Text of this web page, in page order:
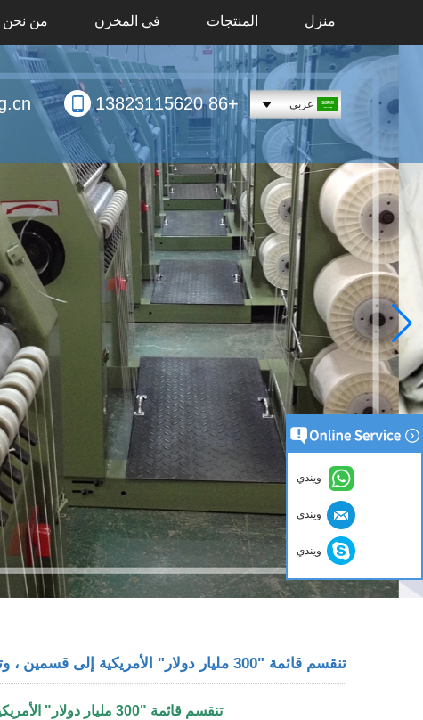
منزل المنتجات في المخزن من نحن
+86 13823115620 عربى
تنقسم قائمة "300 مليار دولار" الأمريكية إلى قسمين ، وتم تمديد الضريبة على بعض المنتجات الإ
تنقسم قائمة "300 مليار دولار" الأمريكية إلى قسمين ، وتم تمديد الضريبة على بعض المنتجات الإ
ويندي
ويندي
ويندي